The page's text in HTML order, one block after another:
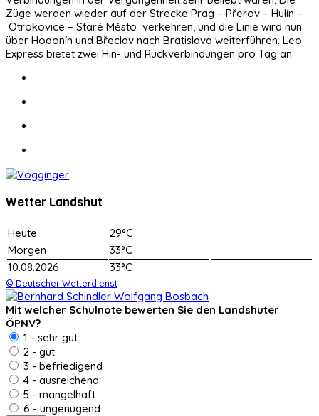
Züge werden wieder auf der Strecke Prag – Přerov – Hulín –
Otrokovice – Staré Město verkehren, und die Linie wird nun
über Hodonín und Břeclav nach Bratislava weiterführen. Leo
Express bietet zwei Hin- und Rückverbindungen pro Tag an.
Wetter Landshut
Heute
29°C
Morgen
33°C
10.08.2026
33°C
© Deutscher Wetterdienst
Mit welcher Schulnote bewerten Sie den Landshuter
ÖPNV?
1 - sehr gut
2 - gut
3 - befriedigend
4 - ausreichend
5 - mangelhaft
6 - ungenügend